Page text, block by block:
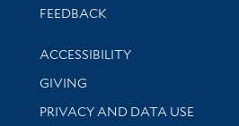
Stay updated with library news
FEEDBACK
Library Information
ACCESSIBILITY
GIVING
PRIVACY AND DATA USE